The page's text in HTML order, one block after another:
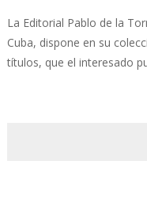
La Editorial Pablo de la
Cuba, dispone en su
títulos, que el interesado